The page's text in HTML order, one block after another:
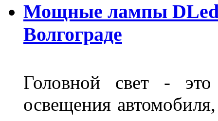
Мощные лампы DLed
Волгограде
Головной свет -
освещения